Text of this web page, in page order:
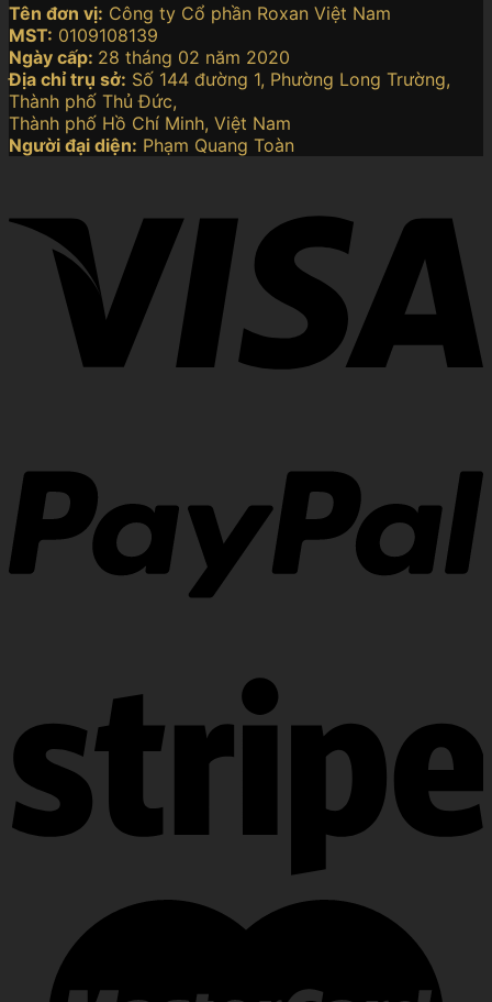
Tên đơn vị: Công ty Cổ phần Roxan Việt Nam
MST: 0109108139
Ngày cấp: 28 tháng 02 năm 2020
Địa chỉ trụ sở: Số 144 đường 1, Phường Long Trường,
Thành phố Thủ Đức,
Thành phố Hồ Chí Minh, Việt Nam
Người đại diện: Phạm Quang Toàn